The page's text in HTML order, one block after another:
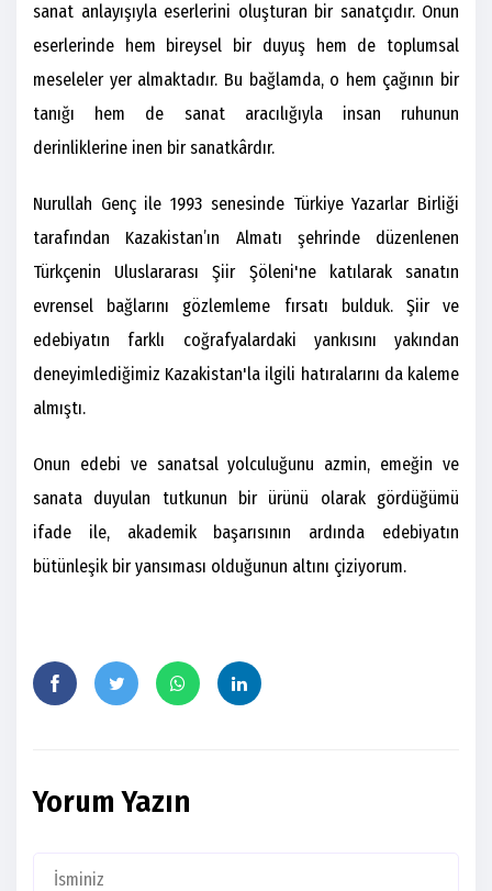
sanat anlayışıyla eserlerini oluşturan bir sanatçıdır. Onun
eserlerinde hem bireysel bir duyuş hem de toplumsal
meseleler yer almaktadır. Bu bağlamda, o hem çağının bir
tanığı hem de sanat aracılığıyla insan ruhunun
derinliklerine inen bir sanatkârdır.
Nurullah Genç ile 1993 senesinde Türkiye Yazarlar Birliği
tarafından Kazakistan’ın Almatı şehrinde düzenlenen
Türkçenin Uluslararası Şiir Şöleni'ne katılarak sanatın
evrensel bağlarını gözlemleme fırsatı bulduk. Şiir ve
edebiyatın farklı coğrafyalardaki yankısını yakından
deneyimlediğimiz Kazakistan'la ilgili hatıralarını da kaleme
almıştı.
Onun edebi ve sanatsal yolculuğunu azmin, emeğin ve
sanata duyulan tutkunun bir ürünü olarak gördüğümü
ifade ile, akademik başarısının ardında edebiyatın
bütünleşik bir yansıması olduğunun altını çiziyorum.
Yorum Yazın